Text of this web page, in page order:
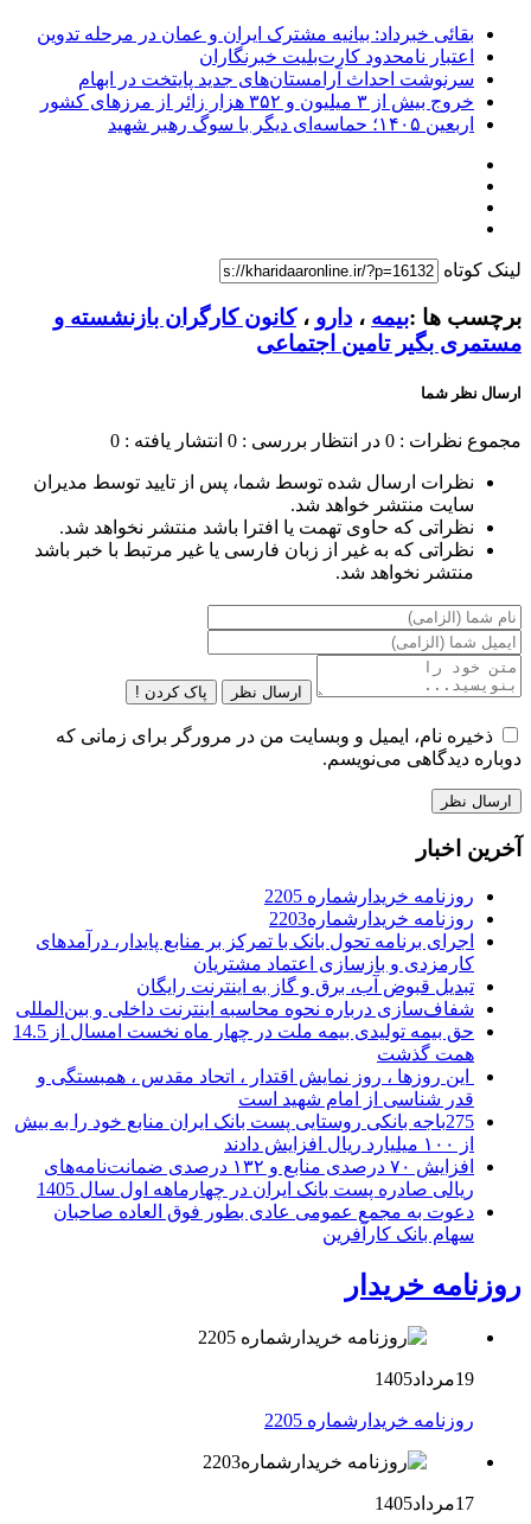
بقائی خبرداد: بیانیه مشترک ایران و عمان در مرحله تدوین
اعتبار نامحدود کارت‌بلیت خبرنگاران
سرنوشت احداث آرامستان‌های جدید پایتخت در ابهام
خروج بیش از ۳ میلیون و ۳۵۲ هزار زائر از مرزهای کشور
اربعین ۱۴۰۵؛ حماسه‌ای دیگر با سوگ رهبر شهید
لینک کوتاه
برچسب ها :بیمه ، دارو ،کانون کارگران بازنشسته و
مستمری بگیر تامین اجتماعی
ارسال نظر شما
مجموع نظرات : 0 در انتظار بررسی : 0 انتشار یافته : 0
نظرات ارسال شده توسط شما، پس از تایید توسط مدیران
سایت منتشر خواهد شد.
نظراتی که حاوی تهمت یا افترا باشد منتشر نخواهد شد.
نظراتی که به غیر از زبان فارسی یا غیر مرتبط با خبر باشد
منتشر نخواهد شد.
ارسال نظر پاک کردن !
ذخیره نام، ایمیل و وبسایت من در مرورگر برای زمانی که
دوباره دیدگاهی می‌نویسم.
آخرین اخبار
روزنامه خریدارشماره 2205
روزنامه خریدارشماره2203
اجرای برنامه تحول بانک با تمرکز بر منابع پایدار، درآمدهای
کارمزدی و بازسازی اعتماد مشتریان
تبدیل قبوض آب، برق و گاز به اینترنت رایگان
شفاف‌سازی درباره نحوه محاسبه اینترنت داخلی و بین‌المللی
حق بیمه تولیدی بیمه ملت در چهار ماه نخست امسال از 14.5
همت گذشت
این روزها ، روز نمایش اقتدار ، اتحاد مقدس ، همبستگی و
قدر شناسی از امام شهید است
275باجه بانکی روستایی پست بانک ایران منابع خود را به بیش
از ۱۰۰ میلیارد ریال افزایش دادند
افزایش ۷۰ درصدی منابع و ۱۳۲ درصدی ضمانت‌نامه‌های
ریالی صادره پست بانک ایران در چهارماهه اول سال 1405
دعوت به مجمع عمومی عادی بطور فوق العاده صاحبان
سهام بانک کارآفرین
روزنامه خریدار
19مرداد1405
روزنامه خریدارشماره 2205
17مرداد1405